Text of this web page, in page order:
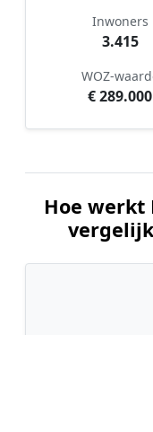
Inwoners
3.415
WOZ-
€ 289.000
Hoe werkt